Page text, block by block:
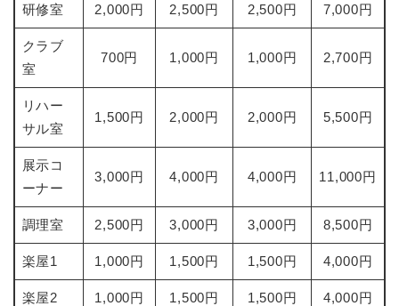
研修室 2,000円 2,500円 2,500円 7,000円
クラブ
室
700円 1,000円 1,000円 2,700円
リハー
サル室
1,500円 2,000円 2,000円 5,500円
展示コ
ーナー
3,000円 4,000円 4,000円 11,000円
調理室 2,500円 3,000円 3,000円 8,500円
楽屋1 1,000円 1,500円 1,500円 4,000円
楽屋2 1,000円 1,500円 1,500円 4,000円